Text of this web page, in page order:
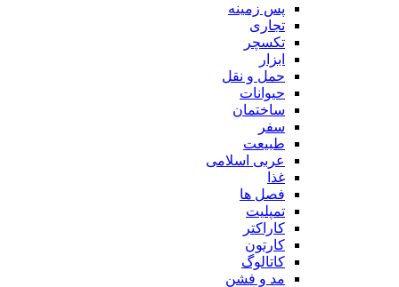
پس زمینه
تجاری
تکسچر
ابزار
حمل و نقل
حیوانات
ساختمان
سفر
طبیعت
عربی اسلامی
غذا
فصل ها
تمپلیت
کاراکتر
کارتون
کاتالوگ
مد و فشن